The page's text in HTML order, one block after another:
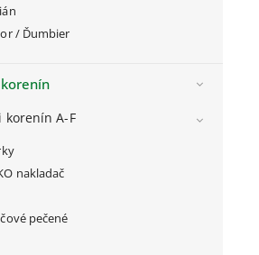
/ Ďumbier
korenín A-F
nakladač
pečené